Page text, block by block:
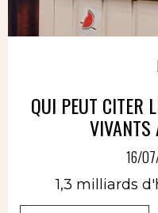
QUI PEUT CITER
16/
1,3 milliards